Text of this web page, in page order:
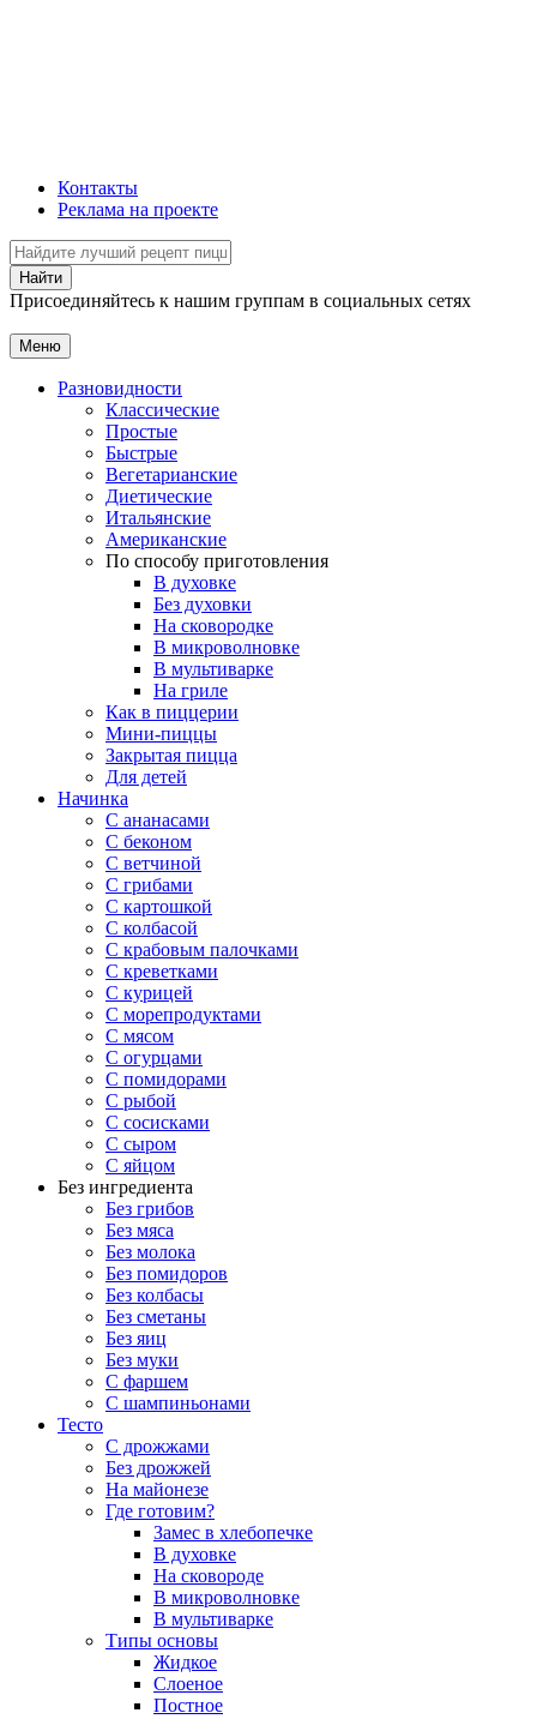
Контакты
Реклама на проекте
Присоединяйтесь к нашим группам в социальных сетях
Меню
Разновидности
Классические
Простые
Быстрые
Вегетарианские
Диетические
Итальянские
Американские
По способу приготовления
В духовке
Без духовки
На сковородке
В микроволновке
В мультиварке
На гриле
Как в пиццерии
Мини-пиццы
Закрытая пицца
Для детей
Начинка
С ананасами
С беконом
С ветчиной
С грибами
С картошкой
С колбасой
С крабовым палочками
С креветками
С курицей
С морепродуктами
С мясом
С огурцами
С помидорами
С рыбой
С сосисками
С сыром
С яйцом
Без ингредиента
Без грибов
Без мяса
Без молока
Без помидоров
Без колбасы
Без сметаны
Без яиц
Без муки
С фаршем
С шампиньонами
Тесто
С дрожжами
Без дрожжей
На майонезе
Где готовим?
Замес в хлебопечке
В духовке
На сковороде
В микроволновке
В мультиварке
Типы основы
Жидкое
Слоеное
Постное